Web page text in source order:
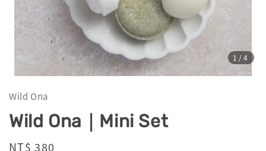
1 /4
Wild Ona
Wild Ona｜Mini Set
Regular
NT$ 380